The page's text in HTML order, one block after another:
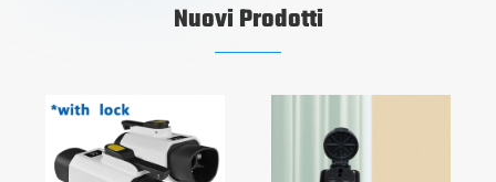
Nuovi Prodotti
Caricabatterie
Stazione di